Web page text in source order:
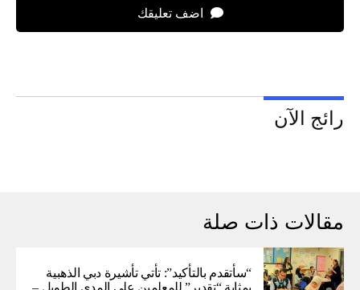
اضف تعليقك
رائج الآن
مقالات ذات صلة
“سأتقدم بالتأكيد”: تأتي تأشيرة دبي الذهبية